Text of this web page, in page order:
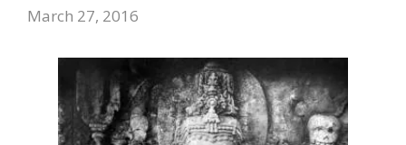
March 27, 2016